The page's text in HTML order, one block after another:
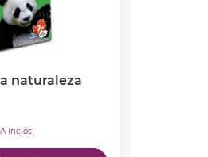
naturaleza
inclòs